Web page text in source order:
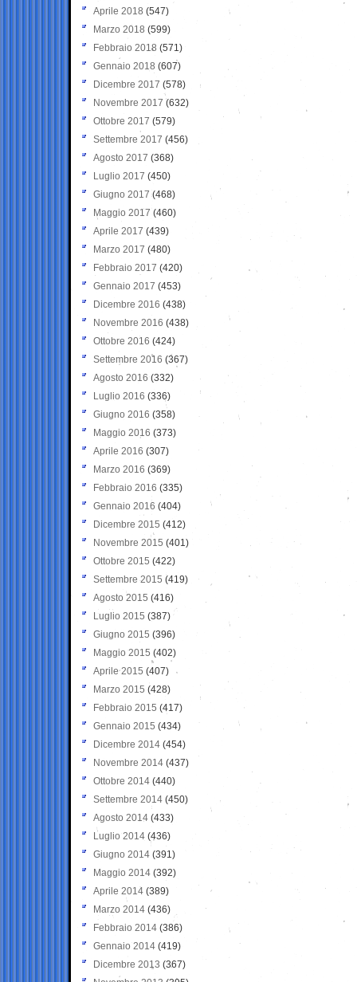
Aprile 2018 (547)
Marzo 2018 (599)
Febbraio 2018 (571)
Gennaio 2018 (607)
Dicembre 2017 (578)
Novembre 2017 (632)
Ottobre 2017 (579)
Settembre 2017 (456)
Agosto 2017 (368)
Luglio 2017 (450)
Giugno 2017 (468)
Maggio 2017 (460)
Aprile 2017 (439)
Marzo 2017 (480)
Febbraio 2017 (420)
Gennaio 2017 (453)
Dicembre 2016 (438)
Novembre 2016 (438)
Ottobre 2016 (424)
Settembre 2016 (367)
Agosto 2016 (332)
Luglio 2016 (336)
Giugno 2016 (358)
Maggio 2016 (373)
Aprile 2016 (307)
Marzo 2016 (369)
Febbraio 2016 (335)
Gennaio 2016 (404)
Dicembre 2015 (412)
Novembre 2015 (401)
Ottobre 2015 (422)
Settembre 2015 (419)
Agosto 2015 (416)
Luglio 2015 (387)
Giugno 2015 (396)
Maggio 2015 (402)
Aprile 2015 (407)
Marzo 2015 (428)
Febbraio 2015 (417)
Gennaio 2015 (434)
Dicembre 2014 (454)
Novembre 2014 (437)
Ottobre 2014 (440)
Settembre 2014 (450)
Agosto 2014 (433)
Luglio 2014 (436)
Giugno 2014 (391)
Maggio 2014 (392)
Aprile 2014 (389)
Marzo 2014 (436)
Febbraio 2014 (386)
Gennaio 2014 (419)
Dicembre 2013 (367)